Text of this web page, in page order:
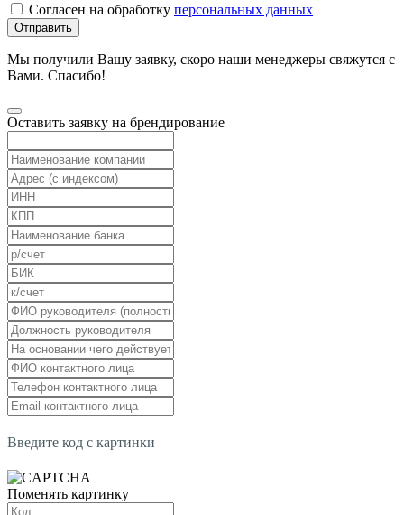
Согласен на обработку персональных данных
Отправить
Мы получили Вашу заявку, скоро наши менеджеры свяжутся с
Вами. Спасибо!
Оставить заявку на брендирование
Введите код с картинки
Поменять картинку